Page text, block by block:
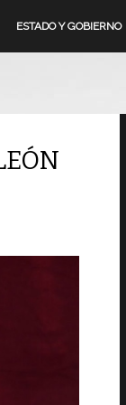
ESTADO Y GOBIERNO